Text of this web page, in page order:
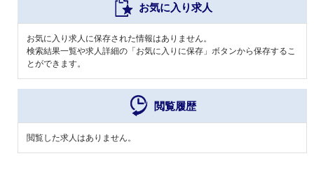
お気に入り求人
お気に入り求人に保存された情報はありません。
検索結果一覧や求人詳細の「お気に入りに保存」ボタンから保存するこ
とができます。
閲覧履歴
閲覧した求人はありません。